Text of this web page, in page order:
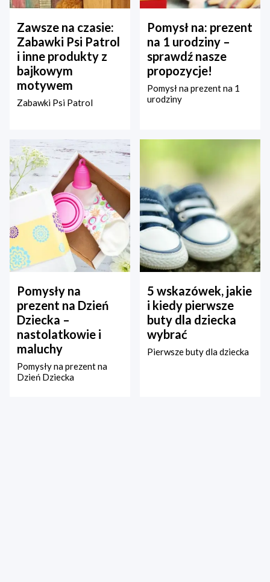
Zawsze na czasie:
Zabawki Psi Patrol
i inne produkty z
bajkowym
motywem
Zabawki Psi Patrol
Pomysł na: prezent
na 1 urodziny –
sprawdź nasze
propozycje!
Pomysł na prezent na 1
urodziny
Pomysły na
prezent na Dzień
Dziecka –
nastolatkowie i
maluchy
Pomysły na prezent na
Dzień Dziecka
5 wskazówek, jakie
i kiedy pierwsze
buty dla dziecka
wybrać
Pierwsze buty dla dziecka